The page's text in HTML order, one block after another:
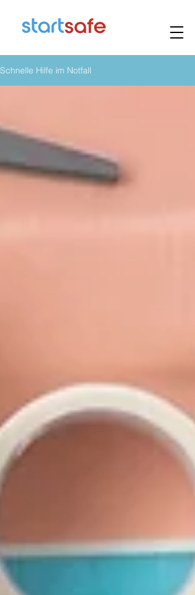
Schnelle Hilfe im Notfall